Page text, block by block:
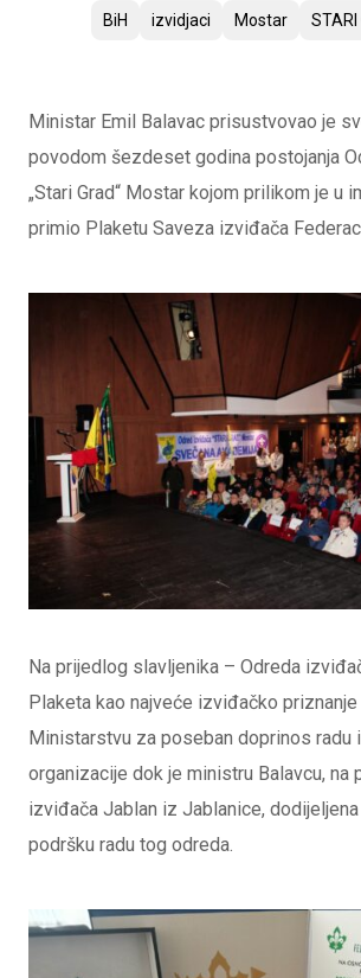
BiH izvidjaci Mostar STARI
Ministar Emil Balavac prisustvovao je
povodom šezdeset godina postojanja
„Stari Grad“ Mostar kojom prilikom je u
primio Plaketu Saveza izviđača
Na prijedlog slavljenika – Odreda
Plaketa kao najveće izviđačko
Ministarstvu za poseban doprinos radu
organizacije dok je ministru Balavcu, na
izviđača Jablan iz Jablanice,
podršku radu tog odreda.